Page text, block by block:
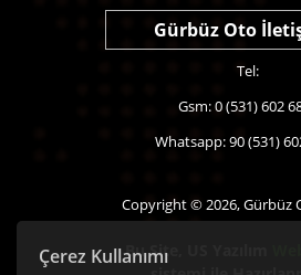
Çerez Kullanımı
Gürbüz Oto
Tel:
Gsm: 0 (531) 602
Whatsapp: 90 (531)
Copyright © 2026,
Bu Site,